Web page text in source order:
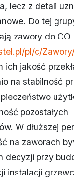
lecz z detali
Do tej
zawory do CO
pl/c/
ich jakość
na stabilność
pozostałych
W dłuższej
na zaworach
decyzji przy
instalacji